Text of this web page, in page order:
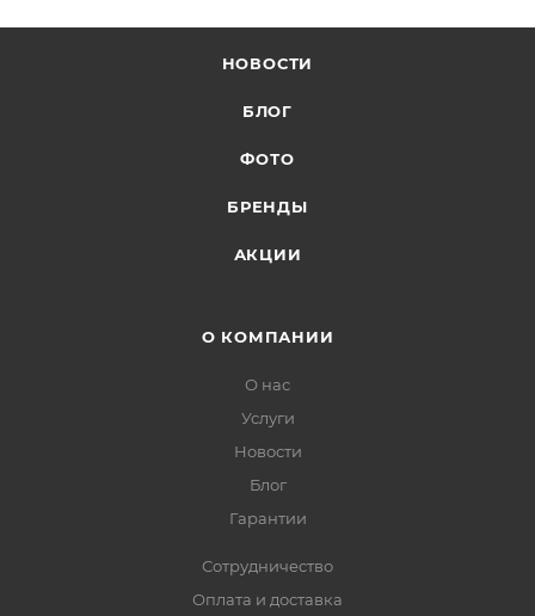
НОВОСТИ
БЛОГ
ФОТО
БРЕНДЫ
АКЦИИ
О КОМПАНИИ
О нас
Услуги
Новости
Блог
Гарантии
Сотрудничество
Оплата и доставка